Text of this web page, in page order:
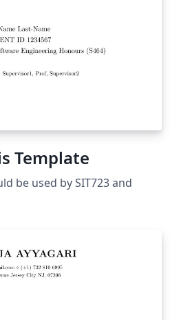
Template
be used by SIT723 and